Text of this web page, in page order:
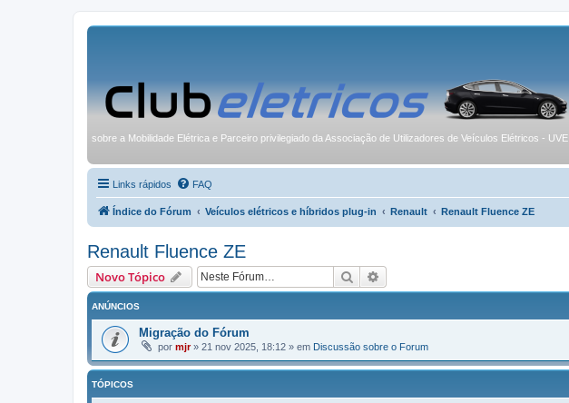
sobre a Mobilidade Elétrica e Parceiro privilegiado da Associação de Utilizadores de Veículos Elétricos - UVE
Links rápidos FAQ
Índice do Fórum Veículos elétricos e híbridos plug-in Renault Renault Fluence ZE
Renault Fluence ZE
Novo Tópico Pesquisar
ANÚNCIOS
Migração do Fórum
por mjr» 21 nov 2025, 18:12 » em Discussão sobre o Forum
TÓPICOS